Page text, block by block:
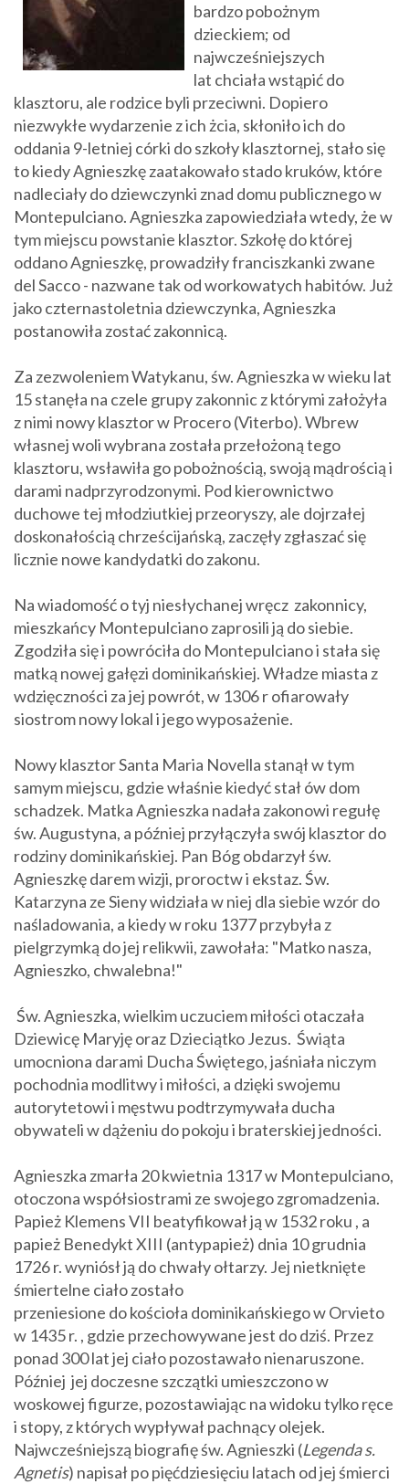
bardzo pobożnym
dzieckiem; od
najwcześniejszych
lat chciała wstąpić do
klasztoru, ale rodzice byli przeciwni. Dopiero
niezwykłe wydarzenie z ich żcia, skłoniło ich do
oddania 9-letniej córki do szkoły klasztornej, stało się
to kiedy Agnieszkę zaatakowało stado kruków, które
nadleciały do dziewczynki znad domu publicznego w
Montepulciano. Agnieszka zapowiedziała wtedy, że w
tym miejscu powstanie klasztor. Szkołę do której
oddano Agnieszkę, prowadziły franciszkanki zwane
del Sacco - nazwane tak od workowatych habitów. Już
jako czternastoletnia dziewczynka, Agnieszka
postanowiła zostać zakonnicą.
Za zezwoleniem Watykanu, św. Agnieszka w wieku lat
15 stanęła na czele grupy zakonnic z którymi założyła
z nimi nowy klasztor w Procero (Viterbo). Wbrew
własnej woli wybrana została przełożoną tego
klasztoru, wsławiła go pobożnością, swoją mądrością i
darami nadprzyrodzonymi. Pod kierownictwo
duchowe tej młodziutkiej przeoryszy, ale dojrzałej
doskonałością chrześcijańską, zaczęły zgłaszać się
licznie nowe kandydatki do zakonu.
Na wiadomość o tyj niesłychanej wręcz zakonnicy,
mieszkańcy Montepulciano zaprosili ją do siebie.
Zgodziła się i powróciła do Montepulcianoi stała się
matką nowej gałęzi dominikańskiej. Władze miasta z
wdzięczności za jej powrót, w 1306 r ofiarowały
siostrom nowy lokal i jego wyposażenie.
Nowy klasztor Santa Maria Novella stanął w tym
samym miejscu, gdzie właśnie kiedyć stał ów dom
schadzek. Matka Agnieszka nadała zakonowi regułę
św. Augustyna, a później przyłączyła swój klasztor do
rodziny dominikańskiej. Pan Bóg obdarzył św.
Agnieszkę darem wizji, proroctw i ekstaz. Św.
Katarzyna ze Sieny widziała w niej dla siebie wzór do
naśladowania, a kiedy w roku 1377 przybyła z
pielgrzymką do jej relikwii, zawołała: "Matko nasza,
Agnieszko, chwalebna!"
Św. Agnieszka, wielkim uczuciem miłości otaczała
Dziewicę Maryję oraz Dzieciątko Jezus. Świąta
umocniona darami Ducha Świętego, jaśniała niczym
pochodnia modlitwy i miłości, a dzięki swojemu
autorytetowi i męstwu podtrzymywała ducha
obywateli w dążeniu do pokoju i braterskiej jedności.
Agnieszka zmarła 20 kwietnia 1317 w Montepulciano,
otoczona współsiostrami ze swojego zgromadzenia.
Papież Klemens VII beatyfikował ją w 1532 roku , a
papież Benedykt XIII (antypapież) dnia 10 grudnia
1726 r. wyniósł ją do chwały ołtarzy. Jej nietknięte
śmiertelne ciało zostało
przeniesione do kościoła dominikańskiego w Orvieto
w 1435 r. , gdzie przechowywane jest do dziś. Przez
ponad 300 lat jej ciało pozostawało nienaruszone.
Później jej doczesne szczątki umieszczono w
woskowej figurze, pozostawiając na widoku tylko ręce
i stopy, z których wypływał pachnący olejek.
Najwcześniejszą biografię św. Agnieszki (Legenda s.
Agnetis) napisał po pięćdziesięciu latach od jej śmierci